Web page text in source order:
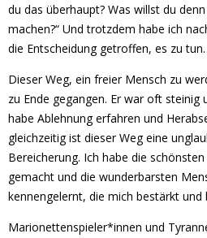
du das überhaupt? Was willst du
machen?“ Und trotzdem habe ich
die Entscheidung getroffen, es zu tun.
Dieser Weg, ein freier Mensch zu
zu Ende gegangen. Er war oft steinig
habe Ablehnung erfahren und
gleichzeitig ist dieser Weg eine
Bereicherung. Ich habe die
gemacht und die wunderbarsten
kennengelernt, die mich bestärkt und
Marionettenspieler*innen und